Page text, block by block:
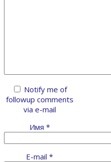
Notify me of
followup comments
via e-mail
Имя *
E-mail *